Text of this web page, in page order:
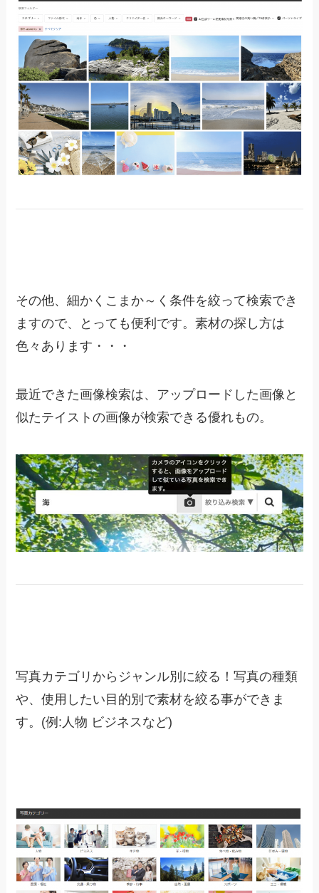
その他、細かくこまか～く条件を絞って検索でき
ますので、とっても便利です。素材の探し方は
色々あります・・・
最近できた画像検索は、アップロードした画像と
似たテイストの画像が検索できる優れもの。
写真カテゴリからジャンル別に絞る！写真の種類
や、使用したい目的別で素材を絞る事ができま
す。(例:人物 ビジネスなど)